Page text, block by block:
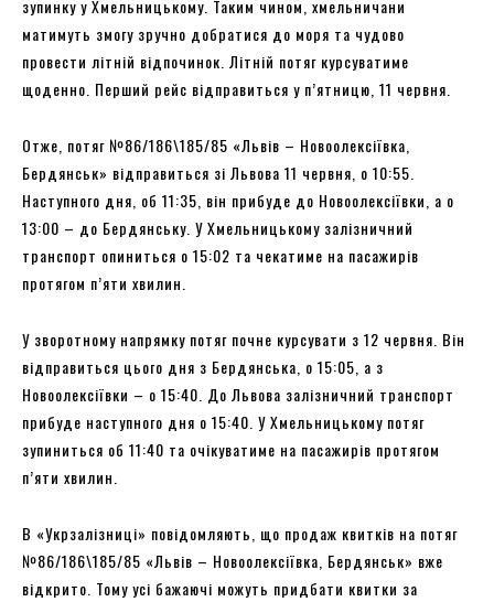
зупинку у Хмельницькому. Таким чином, хмельничани
матимуть змогу зручно добратися до моря та чудово
провести літній відпочинок. Літній потяг курсуватиме
щоденно. Перший рейс відправиться у п’ятницю, 11 червня.
Отже, потяг №86/186\185/85 «Львів – Новоолексіївка,
Бердянськ» відправиться зі Львова 11 червня, о 10:55.
Наступного дня, об 11:35, він прибуде до Новоолексіївки, а о
13:00 – до Бердянську. У Хмельницькому залізничний
транспорт опиниться о 15:02 та чекатиме на пасажирів
протягом п’яти хвилин.
У зворотному напрямку потяг почне курсувати з 12 червня. Він
відправиться цього дня з Бердянська, о 15:05, а з
Новоолексіївки – о 15:40. До Львова залізничний транспорт
прибуде наступного дня о 15:40. У Хмельницькому потяг
зупиниться об 11:40 та очікуватиме на пасажирів протягом
п’яти хвилин.
В «Укрзалізниці» повідомляють, що продаж квитків на потяг
№86/186\185/85 «Львів – Новоолексіївка, Бердянськ» вже
відкрито. Тому усі бажаючі можуть придбати квитки за